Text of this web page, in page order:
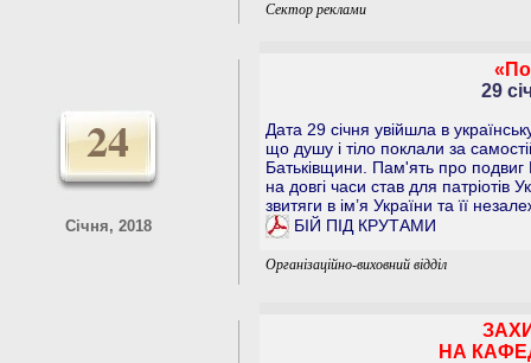
Сектор реклами
24
Січня, 2018
29
Дата 29 січня увійшла в
що душу і тіло поклали за
Батьківщини. Пам'ять про подвиг
на довгі часи став для патріотів
звитяги в ім’я України та її
БІЙ ПІД КРУТАМИ
Організаційно-виховний відділ
НА